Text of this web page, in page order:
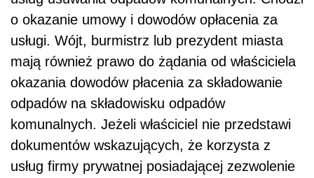
o okazanie umowy i dowodów opłacenia za
usługi. Wójt, burmistrz lub prezydent miasta
mają również prawo do żądania od właściciela
okazania dowodów płacenia za składowanie
odpadów na składowisku odpadów
komunalnych. Jeżeli właściciel nie przedstawi
dokumentów wskazujących, że korzysta z
usług firmy prywatnej posiadającej zezwolenie